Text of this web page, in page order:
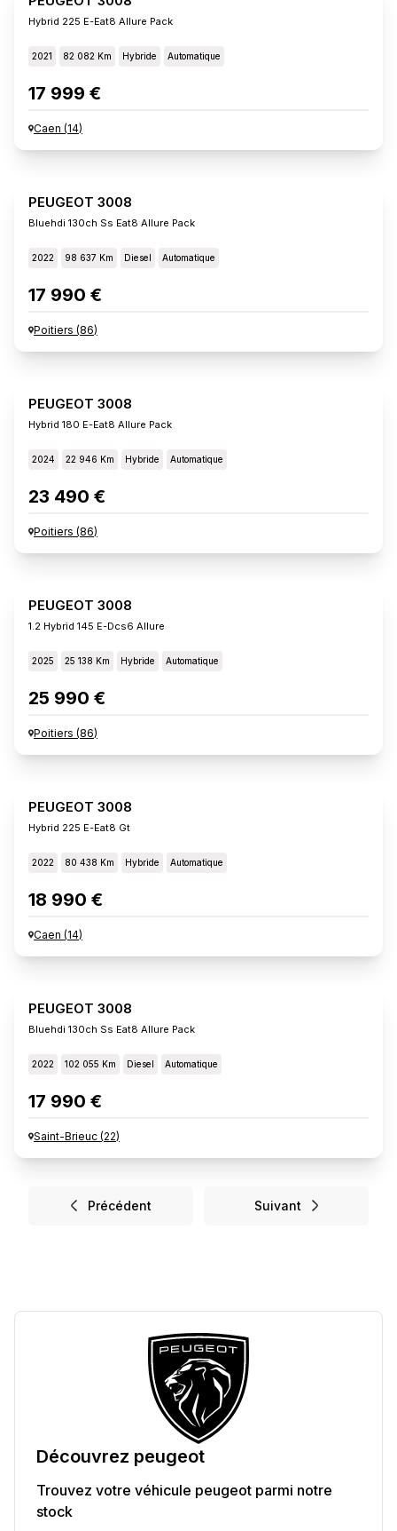
Hybrid 225 E-Eat8 Allure Pack
2021 82 082 Km Hybride Automatique
17 999 €
Caen (14)
PEUGEOT 3008
Bluehdi 130ch Ss Eat8 Allure Pack
2022 98 637 Km Diesel Automatique
17 990 €
Poitiers (86)
PEUGEOT 3008
Hybrid 180 E-Eat8 Allure Pack
2024 22 946 Km Hybride Automatique
23 490 €
Poitiers (86)
PEUGEOT 3008
1.2 Hybrid 145 E-Dcs6 Allure
2025 25 138 Km Hybride Automatique
25 990 €
Poitiers (86)
PEUGEOT 3008
Hybrid 225 E-Eat8 Gt
2022 80 438 Km Hybride Automatique
18 990 €
Caen (14)
PEUGEOT 3008
Bluehdi 130ch Ss Eat8 Allure Pack
2022 102 055 Km Diesel Automatique
17 990 €
Saint-Brieuc (22)
Précédent Suivant
Découvrez peugeot
Trouvez votre véhicule peugeot parmi notre
stock